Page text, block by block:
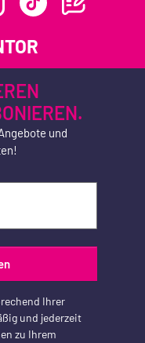
und
Ihrer
und jederzeit
zu Ihrem